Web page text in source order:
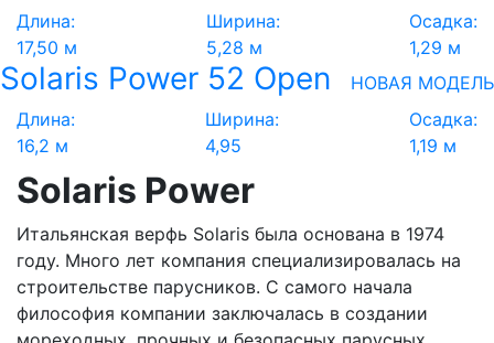
Длина:
17,50 м
Ширина:
5,28 м
Осадка:
1,29 м
Solaris Power 52 Open
НОВАЯ МОДЕЛЬ
Длина:
16,2 м
Ширина:
4,95
Осадка:
1,19 м
Solaris Power
Итальянская верфь Solaris была основана в 1974
году. Много лет компания специализировалась на
строительстве парусников. С самого начала
философия компании заключалась в создании